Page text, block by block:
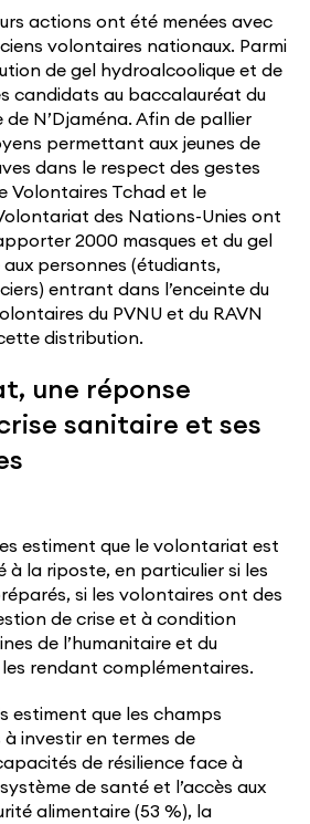
actions ont été menées avec
volontaires nationaux. Parmi
de gel hydroalcoolique et de
candidats au baccalauréat du
de N’Djaména. Afin de pallier
permettant aux jeunes de
dans le respect des gestes
Volontaires Tchad et le
des Nations-Unies ont
2000 masques et du gel
personnes (étudiants,
entrant dans l’enceinte du
du PVNU et du RAVN
distribution.
une réponse
sanitaire et ses
estiment que le volontariat est
la riposte, en particulier si les
si les volontaires ont des
de crise et à condition
de l’humanitaire et du
rendant complémentaires.
estiment que les champs
investir en termes de
de résilience face à
de santé et l’accès aux
alimentaire (53 %), la